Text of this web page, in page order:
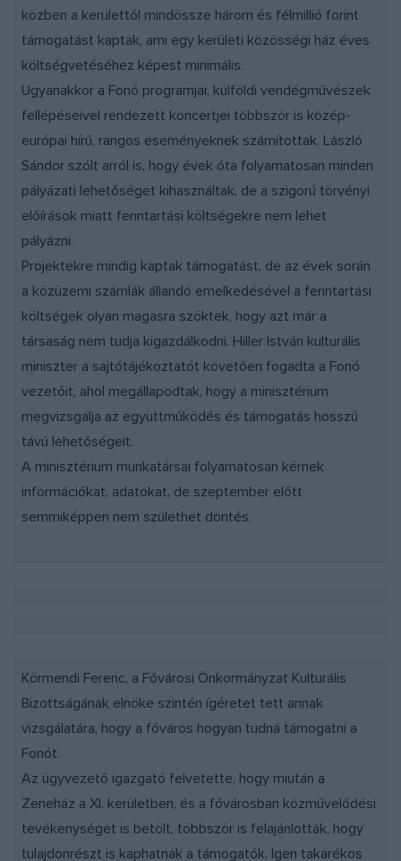
közben a kerülettől mindössze három és félmillió forint
támogatást kaptak, ami egy kerületi közösségi ház éves
költségvetéséhez képest minimális.
Ugyanakkor a Fonó programjai, külföldi vendégművészek
fellépéseivel rendezett koncertjei többször is közép-
európai hírű, rangos eseményeknek számítottak. László
Sándor szólt arról is, hogy évek óta folyamatosan minden
pályázati lehetőséget kihasználtak, de a szigorú törvényi
előírások miatt fenntartási költségekre nem lehet
pályázni.
Projektekre mindig kaptak támogatást, de az évek során
a közüzemi számlák állandó emelkedésével a fenntartási
költségek olyan magasra szöktek, hogy azt már a
társaság nem tudja kigazdálkodni. Hiller István kulturális
miniszter a sajtótájékoztatót követően fogadta a Fonó
vezetőit, ahol megállapodtak, hogy a minisztérium
megvizsgálja az együttműködés és támogatás hosszú
távú lehetőségeit.
A minisztérium munkatársai folyamatosan kérnek
információkat, adatokat, de szeptember előtt
semmiképpen nem születhet döntés.
Körmendi Ferenc, a Fővárosi Önkormányzat Kulturális
Bizottságának elnöke szintén ígéretet tett annak
vizsgálatára, hogy a főváros hogyan tudná támogatni a
Fonót.
Az ügyvezető igazgató felvetette, hogy miután a
Zeneház a XI. kerületben, és a fővárosban közművelődési
tevékenységet is betölt, többször is felajánlották, hogy
tulajdonrészt is kaphatnak a támogatók. Igen takarékos